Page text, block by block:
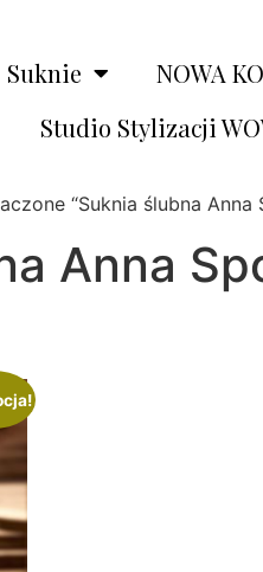
Suknie NOWA
Studio Stylizacji
“Suknia ślubna Anna
Anna